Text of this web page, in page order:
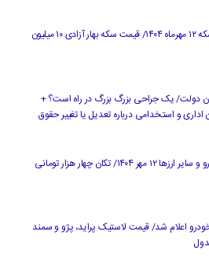
قیمت جدید طلا و سکه ۱۲ مهرماه ۱۴۰۴/ قیمت سکه بهار آزادی ۱۰ میلیون
دولت/ یک جراحی بزرگ بزرگ در راه است؟ +
و استخدامی درباره تعدیل یا تغییر حقوق
قیمت جدید دلار، یورو و سایر ارزها ۱۲ مهر ۱۴۰۴/ تکان چهار هزار تومانی
اعلام شد/ قیمت لاستیک پراید، پژو و سمند